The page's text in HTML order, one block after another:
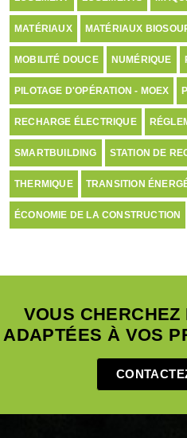
MATÉRIAUX MATÉRIAUX
MOBILITÉ DOUCE NUMÉRIQUE
PILOTAGE D'OPÉRATION - MOEX
RECHARGE ÉLECTRIQUE
SMARTBUILDING STATION DE
THERMIQUE TRANSITION
ÉCONOMIE DE LA CONSTRUCTION
VOUS
ADAPTÉES À VOS